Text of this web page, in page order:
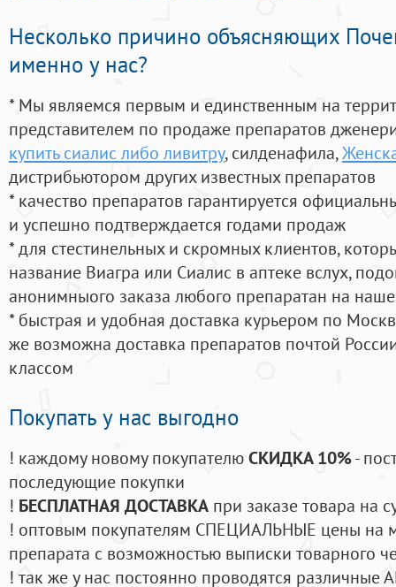
Несколько причино объясняющих
именно у нас?
* Мы являемся первым и единственным на
представителем по продаже препаратов
купить сиалис либо ливитру, силденафила,
дистрибьютором других известных препаратов
* качество препаратов гарантируется
и успешно подтверждается годами продаж
* для стестинельных и скромных клиентов,
название Виагра или Сиалис в аптеке вслух,
анонимныого заказа любого препаратан на
* быстрая и удобная доставка курьером по
же возможна доставка препаратов почтой
классом
Покупать у нас выгодно
! каждому новому покупателюСКИДКА 10%-
последующие покупки
! БЕСПЛАТНАЯ ДОСТАВКА при заказе товара на
! оптовым покупателям СПЕЦИАЛЬНЫЕ цены на
препарата с возможностью выписки товарного
! так же у нас постоянно проводятся